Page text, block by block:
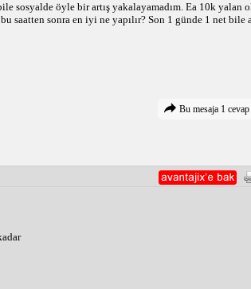
sosyalde öyle bir artış yakalayamadım. Ea 10k yalan
saatten sonra en iyi ne yapılır? Son 1 günde 1 net bile
Bu mesaja 1